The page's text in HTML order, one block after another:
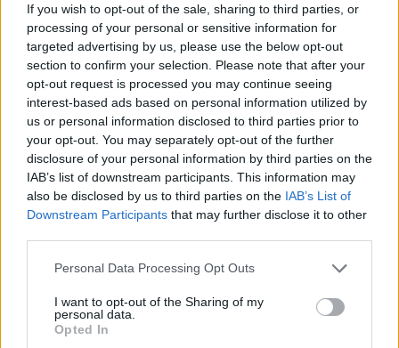
If you wish to opt-out of the sale, sharing to third parties, or
processing of your personal or sensitive information for
targeted advertising by us, please use the below opt-out
section to confirm your selection. Please note that after your
opt-out request is processed you may continue seeing
interest-based ads based on personal information utilized by
us or personal information disclosed to third parties prior to
your opt-out. You may separately opt-out of the further
disclosure of your personal information by third parties on the
IAB’s list of downstream participants. This information may
also be disclosed by us to third parties on the IAB’s List of
Downstream Participants that may further disclose it to other
Please note that this website/app uses one or more Google
not limited to your visit or usage behaviour. You may click to
grant or deny consent to Google and its third-party tags to
use your data for below specified purposes in below Google
Personal Data Processing Opt Outs
I want to opt-out of the Sharing of my
personal data.
Opted In
kutatásai nem vezettek
eredményre, így a
lakosság segítségét
kérik.
TOVÁBB OLVASOM
Kék hírek 17 éves,eltűnt,ismeretlen,Jász-Nagykun Szolnok megye
, , , , rendőrség , , tartózkodási hely
Nyomtalanul eltűnt egy 52 éves férfi
Napok óta nem találják